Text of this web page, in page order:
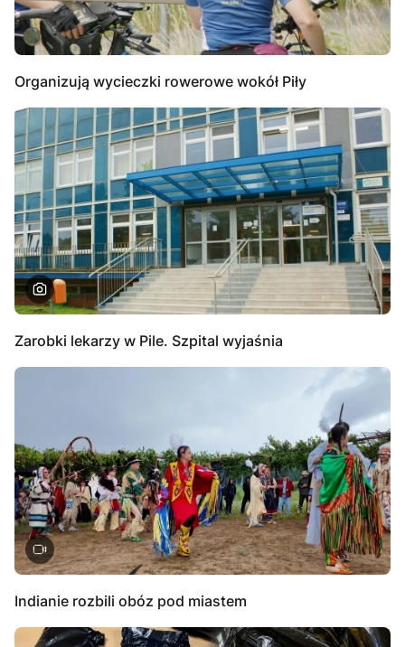
Organizują wycieczki rowerowe wokół Piły
Zarobki lekarzy w Pile. Szpital wyjaśnia
Indianie rozbili obóz pod miastem